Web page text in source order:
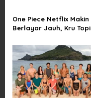
t
i
o
n
One Piece Netflix Makin
Berlayar Jauh, Kru Topi